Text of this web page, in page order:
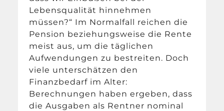
Lebensqualität hinnehmen
müssen?“ Im Normalfall reichen die
Pension beziehungsweise die Rente
meist aus, um die täglichen
Aufwendungen zu bestreiten. Doch
viele unterschätzen den
Finanzbedarf im Alter:
Berechnungen haben ergeben, dass
die Ausgaben als Rentner nominal